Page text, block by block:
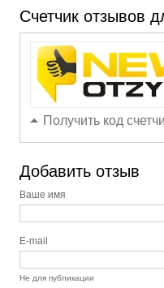
Счетчик отзывов
Получить код
Добавить отзыв
Ваше имя
E-mail
Не для публикации